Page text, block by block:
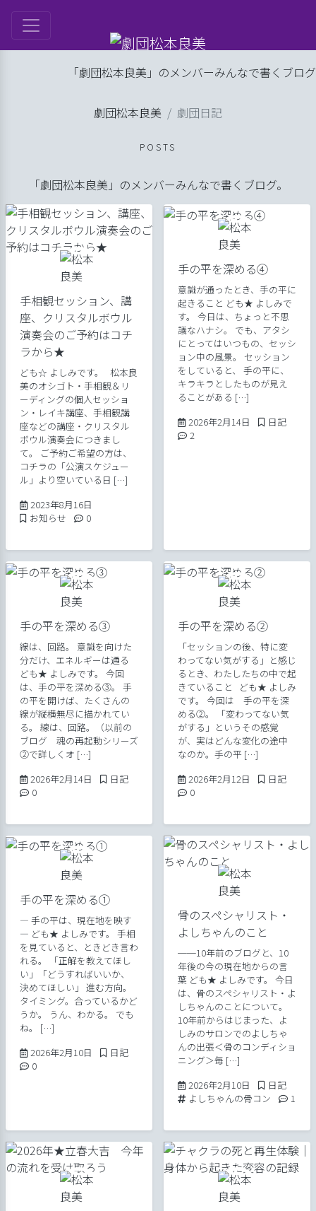
劇団松本良美 劇団日記
「劇団松本良美」のメンバーみんなで書くブログ。
劇団日記
POSTS
「劇団松本良美」のメンバーみんなで書くブログ。
手相観セッション、講
座、クリスタルボウル
演奏会のご予約はコチ
ラから★
ども☆ よしみです。 松本良
美のオシゴト・手相観＆リ
ーディングの個人セッショ
ン・レイキ講座、手相観講
座などの講座・クリスタル
ボウル演奏会につきまし
て。 ご予約ご希望の方は、
コチラの「公演スケジュー
ル」より空いている日 […]
2023年8月16日
Posted in
お知らせ Comments:
0
手の平を深める④
意識が通ったとき、手の平に
起きること ども★ よしみで
す。 今日は、ちょっと不思
議なハナシ。 でも、アタシ
にとってはいつもの、セッシ
ョン中の風景。 セッション
をしていると、 手の平に、
キラキラとしたものが見え
ることがある […]
2026年2月14日 2026年2月14日
Posted in
日記
Comments:
2
手の平を深める③
線は、回路。 意識を向けた
分だけ、エネルギーは通る
ども★ よしみです。 今回
は、手の平を深める③。 手
の平を開けば、たくさんの
線が縦横無尽に描かれてい
る。 線は、回路。（以前の
ブログ 魂の再起動シリーズ
②で詳しくオ […]
2026年2月14日 2026年2月14日
Posted in
日記
Comments:
0
手の平を深める②
「セッションの後、特に変
わってない気がする」と感じ
るとき、わたしたちの中で起
きていること ども★ よしみ
です。 今回は 手の平を深
める②。 「変わってない気
がする」というその感覚
が、実はどんな変化の途中
なのか。手の平 […]
2026年2月12日 2026年2月15日
Posted in
日記
Comments:
0
手の平を深める①
― 手の平は、現在地を映す
― ども★ よしみです。 手相
を見ていると、ときどき言わ
れる。 「正解を教えてほし
い」「どうすればいいか、
決めてほしい」 進む方向。
タイミング。合っているかど
うか。 うん、わかる。 でも
ね。 […]
2026年2月10日 2026年2月15日
Posted in
日記
Comments:
0
骨のスペシャリスト・
よしちゃんのこと
──10年前のブログと、10
年後の今の現在地からの言
葉 ども★ よしみです。 今日
は、骨のスペシャリスト・よ
しちゃんのことについて。
10年前からはじまった、よ
しみのサロンでのよしちゃ
んの出張＜骨のコンディショ
ニング＞毎 […]
2026年2月10日 2026年2月10日
Posted in
日記
Tags:
よしちゃんの骨コン 1